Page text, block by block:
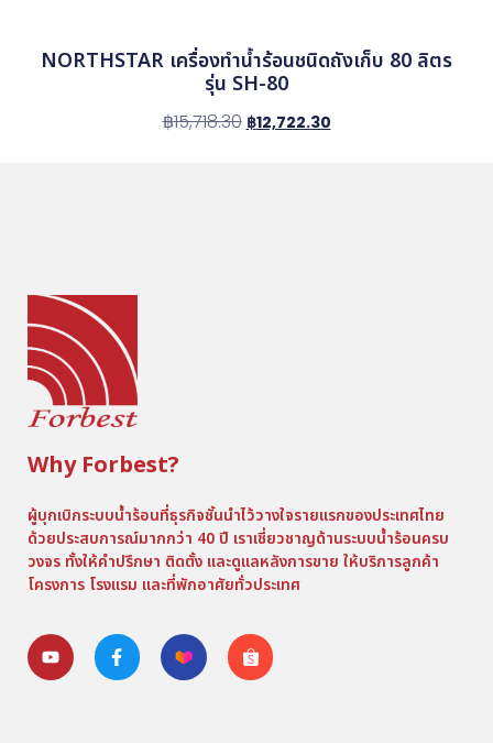
NORTHSTAR เครื่องทำน้ำร้อนชนิดถังเก็บ 80 ลิตร
รุ่น SH-80
฿15,718.30 ฿12,722.30
Why Forbest?
ผู้บุกเบิกระบบน้ำร้อนที่ธุรกิจชั้นนำไว้วางใจรายแรกของประเทศไทย
ด้วยประสบการณ์มากกว่า 40 ปี เราเชี่ยวชาญด้านระบบน้ำร้อนครบ
วงจร ทั้งให้คำปรึกษา ติดตั้ง และดูแลหลังการขาย ให้บริการลูกค้า
โครงการ โรงแรม และที่พักอาศัยทั่วประเทศ